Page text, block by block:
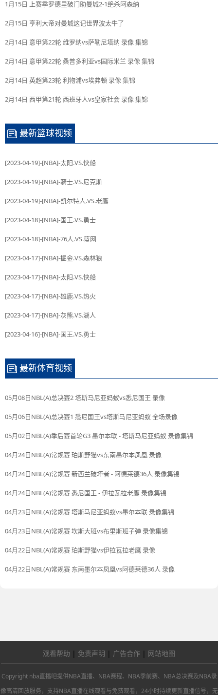
1月15日 上赛季罗德里破门助曼城2-1绝杀阿森纳
2月15日 亨利大帝对曼城这记世界波太牛了
2月14日 意甲第22轮 维罗纳vs萨勒尼塔纳 录像 集锦
2月14日 意甲第22轮 桑普多利亚vs国际米兰 录像 集锦
2月14日 英超第23轮 利物浦vs埃弗顿 录像 集锦
2月14日 西甲第21轮 西班牙人vs皇家社会 录像 集锦
最新篮球视频
[2023-04-19]-[NBA]-太阳.VS.快船
[2023-04-19]-[NBA]-骑士.VS.尼克斯
[2023-04-19]-[NBA]-凯尔特人.VS.老鹰
[2023-04-18]-[NBA]-国王.VS.勇士
[2023-04-18]-[NBA]-76人.VS.篮网
[2023-04-17]-[NBA]-掘金.VS.森林狼
[2023-04-17]-[NBA]-太阳.VS.快船
[2023-04-17]-[NBA]-雄鹿.VS.热火
[2023-04-17]-[NBA]-灰熊.VS.湖人
[2023-04-16]-[NBA]-国王.VS.勇士
最新体育视频
05月08日NBL(A)总决赛2 塔斯马尼亚蚂蚁vs悉尼国王 录像
05月06日NBL(A)总决赛1 悉尼国王vs塔斯马尼亚蚂蚁 全场录像
05月02日NBL(A)季后赛首轮G3 墨尔本联 - 塔斯马尼亚蚂蚁 录像集锦
04月24日NBL(A)常规赛 珀斯野猫vs东南墨尔本凤凰 录像
04月24日NBL(A)常规赛 新西兰破坏者 - 阿德莱德36人 录像集锦
04月24日NBL(A)常规赛 悉尼国王 - 伊拉瓦拉老鹰 录像集锦
04月23日NBL(A)常规赛 塔斯马尼亚蚂蚁vs墨尔本联 录像集锦
04月23日NBL(A)常规赛 坎斯大班vs布里斯班子弹 录像集锦
04月22日NBL(A)常规赛 珀斯野猫vs伊拉瓦拉老鹰 录像
04月22日NBL(A)常规赛 东南墨尔本凤凰vs阿德莱德36人 录像
观看帮助 | 免责声明 | 广告合作 | 网站地图
Copyright nba直播吧提供NBA直播、NBA赛程、NBA季前赛、NBA总决赛及NBA录
像高清回放服务，支持NBA直播在线观看与免费观看，24小时持续更新直播信号，无